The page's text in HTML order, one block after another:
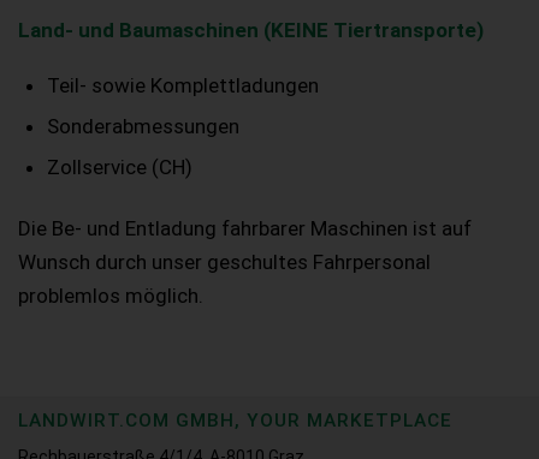
Land- und Baumaschinen (KEINE Tiertransporte)
Teil- sowie Komplettladungen
Sonderabmessungen
Zollservice (CH)
Die Be- und Entladung fahrbarer Maschinen ist auf
Wunsch durch unser geschultes Fahrpersonal
problemlos möglich.
LANDWIRT.COM GMBH, YOUR MARKETPLACE